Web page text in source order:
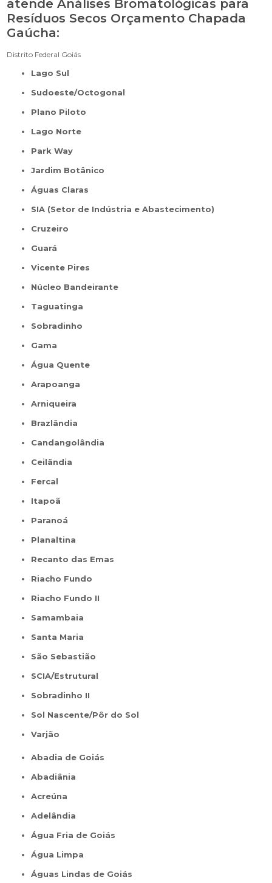
atende Análises Bromatológicas para
Resíduos Secos Orçamento Chapada
Gaúcha:
Distrito Federal Goiás
Lago Sul
Sudoeste/Octogonal
Plano Piloto
Lago Norte
Park Way
Jardim Botânico
Águas Claras
SIA (Setor de Indústria e Abastecimento)
Cruzeiro
Guará
Vicente Pires
Núcleo Bandeirante
Taguatinga
Sobradinho
Gama
Água Quente
Arapoanga
Arniqueira
Brazlândia
Candangolândia
Ceilândia
Fercal
Itapoã
Paranoá
Planaltina
Recanto das Emas
Riacho Fundo
Riacho Fundo II
Samambaia
Santa Maria
São Sebastião
SCIA/Estrutural
Sobradinho II
Sol Nascente/Pôr do Sol
Varjão
Abadia de Goiás
Abadiânia
Acreúna
Adelândia
Água Fria de Goiás
Água Limpa
Águas Lindas de Goiás